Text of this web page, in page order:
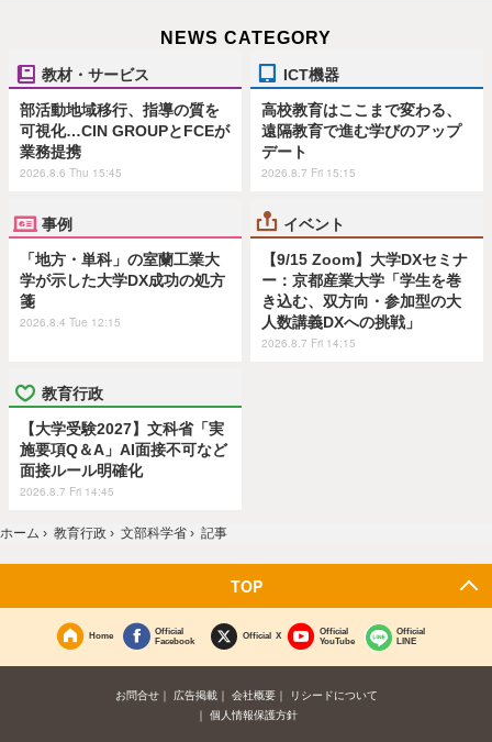
NEWS CATEGORY
教材・サービス
部活動地域移行、指導の質を
可視化…CIN GROUPとFCEが
業務提携
2026.8.6 Thu 15:45
ICT機器
高校教育はここまで変わる、
遠隔教育で進む学びのアップ
デート
2026.8.7 Fri 15:15
事例
「地方・単科」の室蘭工業大
学が示した大学DX成功の処方
箋
2026.8.4 Tue 12:15
イベント
【9/15 Zoom】大学DXセミナ
ー：京都産業大学「学生を巻
き込む、双方向・参加型の大
人数講義DXへの挑戦」
2026.8.7 Fri 14:15
教育行政
【大学受験2027】文科省「実
施要項Q＆A」AI面接不可など
面接ルール明確化
2026.8.7 Fri 14:45
ホーム › 教育行政 › 文部科学省 › 記事
TOP
Home
Official
Facebook
Official X
Official
YouTube
Official
LINE
お問合せ 広告掲載 会社概要
リシードについて
個人情報保護方針